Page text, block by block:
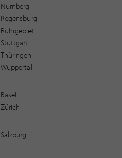
Nürnberg
Regensburg
Ruhrgebiet
Stuttgart
Thüringen
Wuppertal
Basel
Zürich
Salzburg